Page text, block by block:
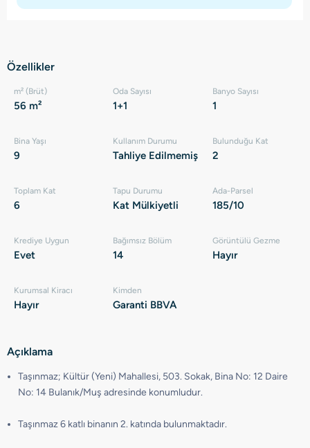
Özellikler
m² (Brüt)
56 m²
Oda Sayısı
1+1
Banyo Sayısı
1
Bina Yaşı
9
Kullanım Durumu
Tahliye Edilmemiş
Bulunduğu Kat
2
Toplam Kat
6
Tapu Durumu
Kat Mülkiyetli
Ada-Parsel
185/10
Krediye Uygun
Evet
Bağımsız Bölüm
14
Görüntülü Gezme
Hayır
Kurumsal Kiracı
Hayır
Kimden
Garanti BBVA
Açıklama
Taşınmaz; Kültür (Yeni) Mahallesi, 503. Sokak, Bina No: 12 Daire
No: 14 Bulanık/Muş adresinde konumludur.
Taşınmaz 6 katlı binanın 2. katında bulunmaktadır.